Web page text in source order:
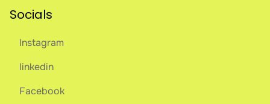
Socials
Instagram
linkedin
Facebook